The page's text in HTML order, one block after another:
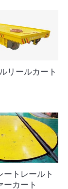
リールカート
ートレールト
カート